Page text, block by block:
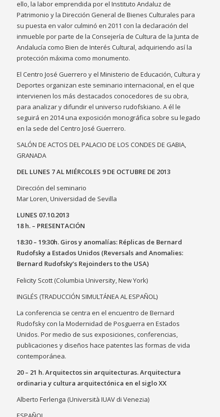
ello, la labor emprendida por el Instituto Andaluz de
Patrimonio y la Dirección General de Bienes Culturales para
su puesta en valor culminó en 2011 con la declaración del
inmueble por parte de la Consejería de Cultura de la Junta de
Andalucía como Bien de Interés Cultural, adquiriendo así la
protección máxima como monumento.
El Centro José Guerrero y el Ministerio de Educación, Cultura y
Deportes organizan este seminario internacional, en el que
intervienen los más destacados conocedores de su obra,
para analizar y difundir el universo rudofskiano. A él le
seguirá en 2014 una exposición monográfica sobre su legado
en la sede del Centro José Guerrero.
SALÓN DE ACTOS DEL PALACIO DE LOS CONDES DE GABIA,
GRANADA
DEL LUNES 7 AL MIÉRCOLES 9 DE OCTUBRE DE 2013
Dirección del seminario
Mar Loren, Universidad de Sevilla
LUNES 07.10.2013
18 h. – PRESENTACIÓN
18:30 – 19:30h. Giros y anomalías: Réplicas de Bernard
Rudofsky a Estados Unidos (Reversals and Anomalies:
Bernard Rudofsky’s Rejoinders to the USA)
Felicity Scott (Columbia University, New York)
INGLÉS (TRADUCCIÓN SIMULTÁNEA AL ESPAÑOL)
La conferencia se centra en el encuentro de Bernard
Rudofsky con la Modernidad de Posguerra en Estados
Unidos. Por medio de sus exposiciones, conferencias,
publicaciones y diseños hace patentes las formas de vida
contemporánea.
20 – 21 h. Arquitectos sin arquitecturas. Arquitectura
ordinaria y cultura arquitectónica en el siglo XX
Alberto Ferlenga (Università IUAV di Venezia)